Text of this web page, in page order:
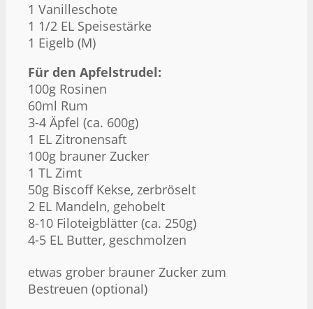
1 Vanilleschote
1 1/2 EL Speisestärke
1 Eigelb (M)
Für den Apfelstrudel:
100g Rosinen
60ml Rum
3-4 Äpfel (ca. 600g)
1 EL Zitronensaft
100g brauner Zucker
1 TL Zimt
50g Biscoff Kekse, zerbröselt
2 EL Mandeln, gehobelt
8-10 Filoteigblätter (ca. 250g)
4-5 EL Butter, geschmolzen
etwas grober brauner Zucker zum
Bestreuen (optional)